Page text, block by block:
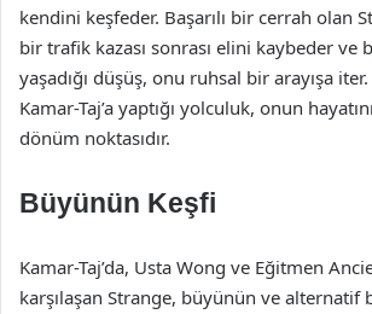
kendini keşfeder. Başarılı bir cerrah olan
bir trafik kazası sonrası elini kaybeder ve
yaşadığı düşüş, onu ruhsal bir arayışa
Kamar-Taj’a yaptığı yolculuk, onun
dönüm noktasıdır.
Büyünün Keşfi
Kamar-Taj’da, Usta Wong ve Eğitmen
karşılaşan Strange, büyünün ve alternatif